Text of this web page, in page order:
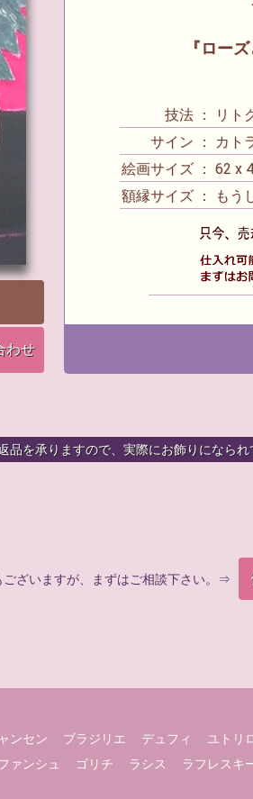
わせ
『ロー
技法 ： リトグ
サイン ： カトラ
絵画サイズ ： 62 x
額縁サイズ ： もう
品を承りますので、実際にお飾りになられ
ございますが、まずはご相談下さい。⇒
ンセン ブラジリエ デュフィ ユトリ
ァンシュ ゴリチ ラシス ラフレスキ